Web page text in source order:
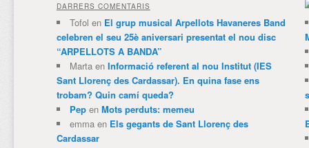
DARRERS COMENTARIS
Tofol en El grup musical Arpellots Havaneres Band
celebren el seu 25è aniversari presentat el nou disc
“ARPELLOTS A BANDA”
Martaen Informació referent al nou Institut (IES
Sant Llorenç des Cardassar). En quina fase ens
trobam? Quin camí queda?
Pepen Mots perduts: memeu
emmaen Els gegants de Sant Llorenç des
Cardassar